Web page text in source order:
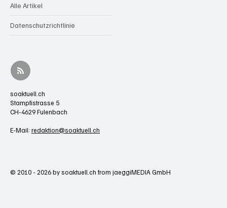
Alle Artikel
Datenschutzrichtlinie
soaktuell.ch
Stampfistrasse 5
CH-4629 Fulenbach
E-Mail: redaktion@soaktuell.ch
© 2010 - 2026 by soaktuell.ch from jaeggiMEDIA GmbH